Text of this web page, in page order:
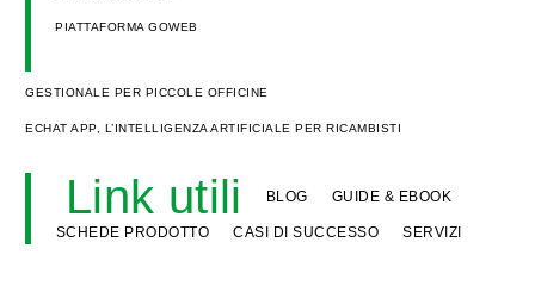
PIATTAFORMA GOWEB
GESTIONALE PER PICCOLE OFFICINE
ECHAT APP, L’INTELLIGENZA ARTIFICIALE PER RICAMBISTI
Link utili BLOG GUIDE & EBOOK
SCHEDE PRODOTTO CASI DI SUCCESSO SERVIZI